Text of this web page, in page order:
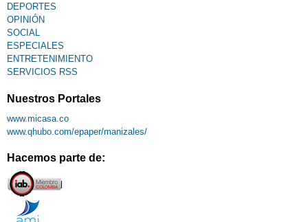
DEPORTES
OPINIÓN
SOCIAL
ESPECIALES
ENTRETENIMIENTO
SERVICIOS RSS
Nuestros Portales
www.micasa.co
www.qhubo.com/epaper/manizales/
Hacemos parte de: